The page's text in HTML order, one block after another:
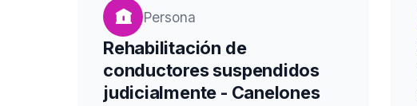
Persona
Rehabilitación de
conductores suspendidos
judicialmente - Canelones